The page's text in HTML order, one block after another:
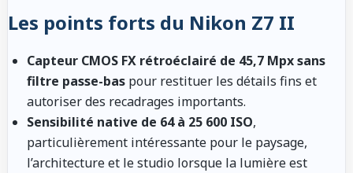
Les points forts du Nikon Z7 II
Capteur CMOS FX rétroéclairé de 45,7 Mpx sans
filtre passe-bas pour restituer les détails fins et
autoriser des recadrages importants.
Sensibilité native de 64 à 25 600 ISO,
particulièrement intéressante pour le paysage,
l’architecture et le studio lorsque la lumière est